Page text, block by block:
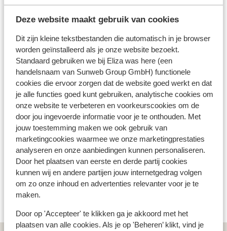
Deze website maakt gebruik van cookies
Dit zijn kleine tekstbestanden die automatisch in je browser
worden geïnstalleerd als je onze website bezoekt.
Standaard gebruiken we bij Eliza was here (een
handelsnaam van Sunweb Group GmbH) functionele
cookies die ervoor zorgen dat de website goed werkt en dat
je alle functies goed kunt gebruiken, analytische cookies om
onze website te verbeteren en voorkeurscookies om de
door jou ingevoerde informatie voor je te onthouden. Met
jouw toestemming maken we ook gebruik van
marketingcookies waarmee we onze marketingprestaties
analyseren en onze aanbiedingen kunnen personaliseren.
Door het plaatsen van eerste en derde partij cookies
kunnen wij en andere partijen jouw internetgedrag volgen
om zo onze inhoud en advertenties relevanter voor je te
maken.
Door op 'Accepteer' te klikken ga je akkoord met het
plaatsen van alle cookies. Als je op 'Beheren’ klikt, vind je
over de omliggende wijngaarden, maar kun je ook
hun eigen wijn proeven. Lang duurde het niet
te stappen. Over de omgeving is geen woord
gelogen, het is een genot om over deze kronkelende
wegen te rijden naar mijn bestemming. “Kom jij nou
maar deze kant op om een weekje te ontspannen
Eliza, ik zorg dat er bij aankomst een glaasje wijn
voor je klaar staat om te borrelen” Met die belofte in
mijn achterhoofd maakt mijn hart een sprong van
blijdschap als ik de gîtes in de verte zie liggen.
Wijnen, wijnen, wijnen…
Wat gasten vinden
jou voorgingen. Meer over beoordelingen
9.5 Fantastisch
1 ervaringen
Meest geboekt door met partner
9.6 Fantastisch
29 jul. 2023
Fijne accommodatie, zeer vriendelijke, gastvrije
en behulpzame eigenaren, schitterende ligging in
een mooie omgeving.
Fijne accommodatie, zeer vriendelijke, gastvrije
en behulpzame eigenaren, schitterende ligging in
een mooie omgeving.
Jan Sikkink
Met partner